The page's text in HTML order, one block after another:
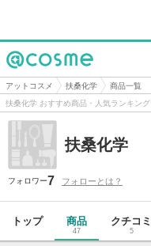
@cosme
アットコスメ 扶桑化学
商品一覧
扶桑化学 おすすめ商品・人気ランキング
扶桑化学
フォロワー7 フォローとは？
トップ 商品
47
クチコミ
5